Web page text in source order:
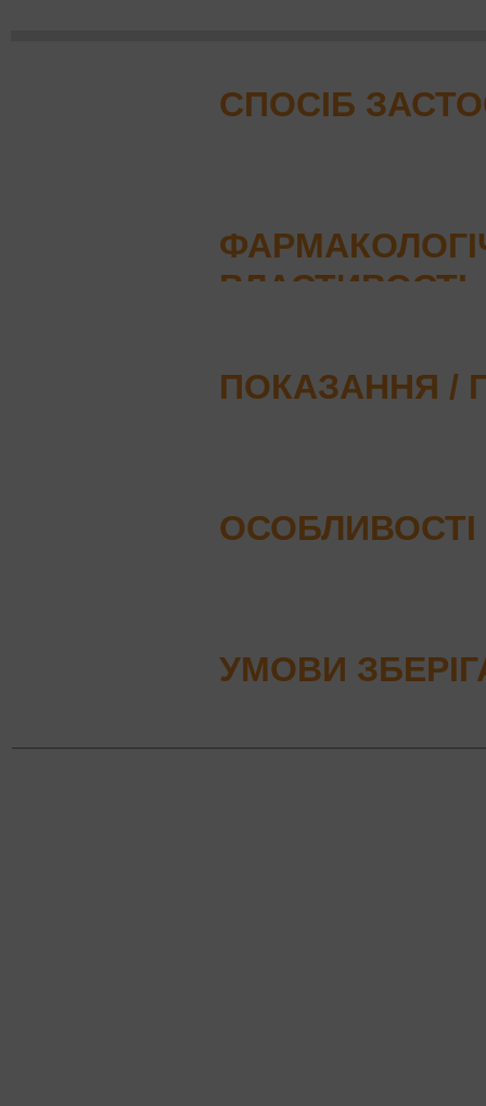
СПОСІБ
ВЛАСТИВОСТІ
ПОКАЗАННЯ /
УМОВИ